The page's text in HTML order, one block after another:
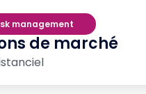
management
de marché